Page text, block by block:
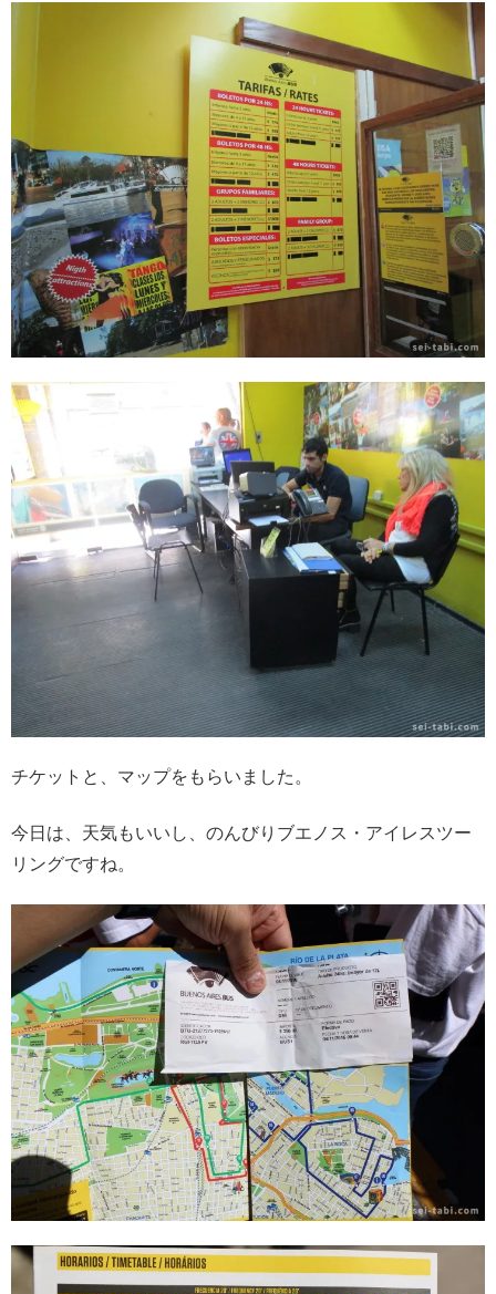
チケットと、マップをもらいました。
今日は、天気もいいし、のんびりブエノス・アイレスツー
リングですね。